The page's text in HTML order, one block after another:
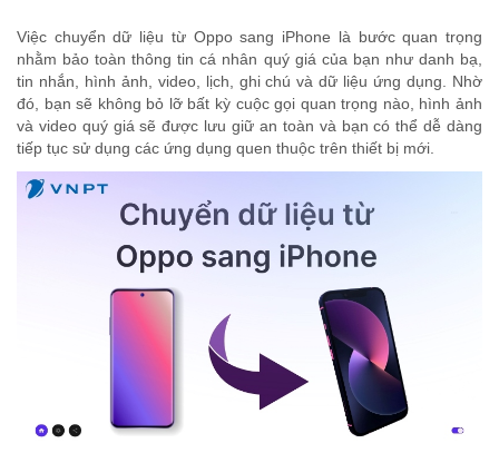
Việc chuyển dữ liệu từ Oppo sang iPhone là bước quan trọng
nhằm bảo toàn thông tin cá nhân quý giá của bạn như danh bạ,
tin nhắn, hình ảnh, video, lịch, ghi chú và dữ liệu ứng dụng. Nhờ
đó, bạn sẽ không bỏ lỡ bất kỳ cuộc gọi quan trọng nào, hình ảnh
và video quý giá sẽ được lưu giữ an toàn và bạn có thể dễ dàng
tiếp tục sử dụng các ứng dụng quen thuộc trên thiết bị mới.